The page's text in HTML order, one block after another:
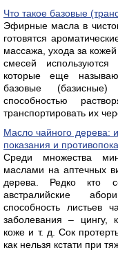
Что такое базовые
Эфирные масла в
готовятся
массажа, ухода за
смесей используются
которые еще
базовые
способностью
транспортировать их
Масло чайного дерева:
показания и
Среди множества
маслами на аптечных
дерева. Редко
австралийские
способность листьев
заболевания – цингу,
коже и т. д. Сок
как нельзя кстати при